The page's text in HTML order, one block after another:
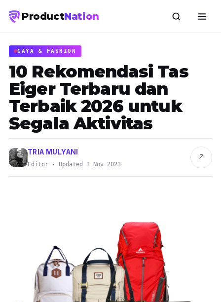
ProductNation
GAYA & FASHION
10 Rekomendasi Tas
Eiger Terbaru dan
Terbaik 2026 untuk
Segala Aktivitas
TRIA MULYANI
Editor · Updated 3 Nov 2023
↗